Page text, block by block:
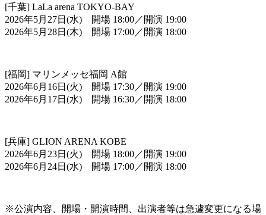
[千葉] LaLa arena TOKYO-BAY
2026年5月27日(水) 開場 18:00／開演 19:00
2026年5月28日(木) 開場 17:00／開演 18:00
[福岡] マリンメッセ福岡 A館
2026年6月16日(火) 開場 17:30／開演 19:00
2026年6月17日(水) 開場 16:30／開演 18:00
[兵庫] GLION ARENA KOBE
2026年6月23日(火) 開場 18:00／開演 19:00
2026年6月24日(水) 開場 17:00／開演 18:00
※公演内容、開場・開演時間、出演者等は急遽変更になる場